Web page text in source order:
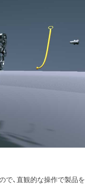
で、直観的な操作で製品を